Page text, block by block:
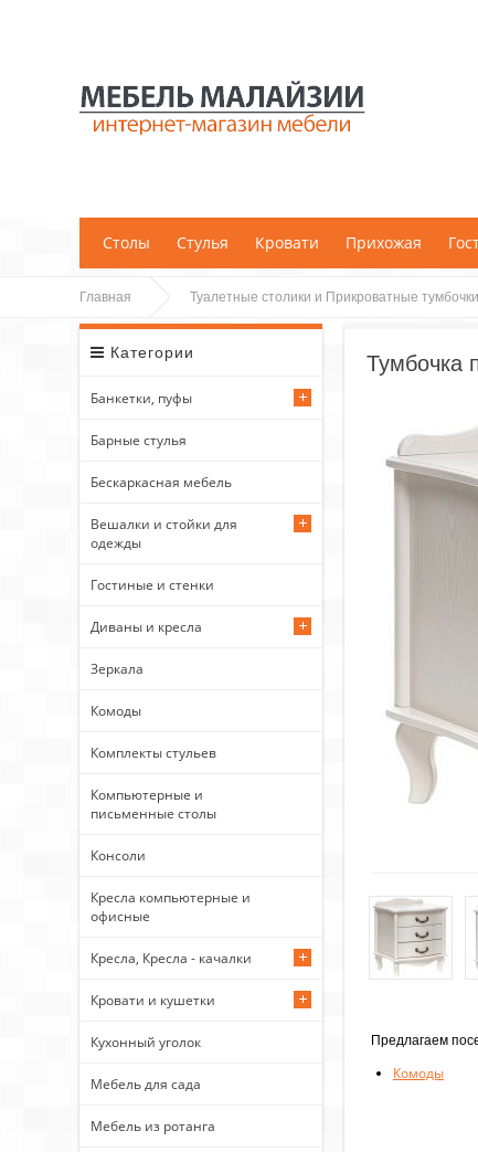
Столы Стулья Кровати Прихожая
Главная Туалетные столики и Прикроватные тумбочки
Категории
Банкетки, пуфы
Барные стулья
Бескаркасная мебель
Вешалки и стойки для
одежды
Гостиные и стенки
Диваны и кресла
Зеркала
Комоды
Комплекты стульев
Компьютерные и
письменные столы
Консоли
Кресла компьютерные и
офисные
Кресла, Кресла - качалки
Кровати и кушетки
Кухонный уголок
Мебель для сада
Мебель из ротанга
Тумбочка
Предлагаем
Комоды